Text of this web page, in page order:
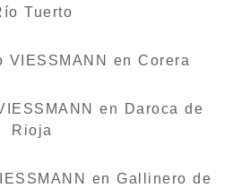
Tuerto
VIESSMANN en Corera
en Daroca de
Rioja
en Gallinero de